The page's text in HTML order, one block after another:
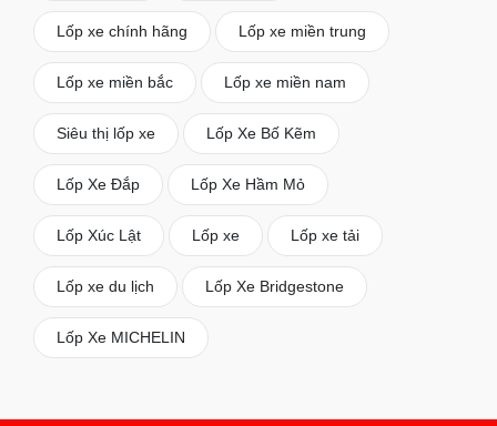
Lốp xe chính hãng Lốp xe miền trung
Lốp xe miền bắc Lốp xe miền nam
Siêu thị lốp xe Lốp Xe Bố Kẽm
Lốp Xe Đắp Lốp Xe Hầm Mỏ
Lốp Xúc Lật Lốp xe Lốp xe tải
Lốp xe du lịch Lốp Xe Bridgestone
Lốp Xe MICHELIN